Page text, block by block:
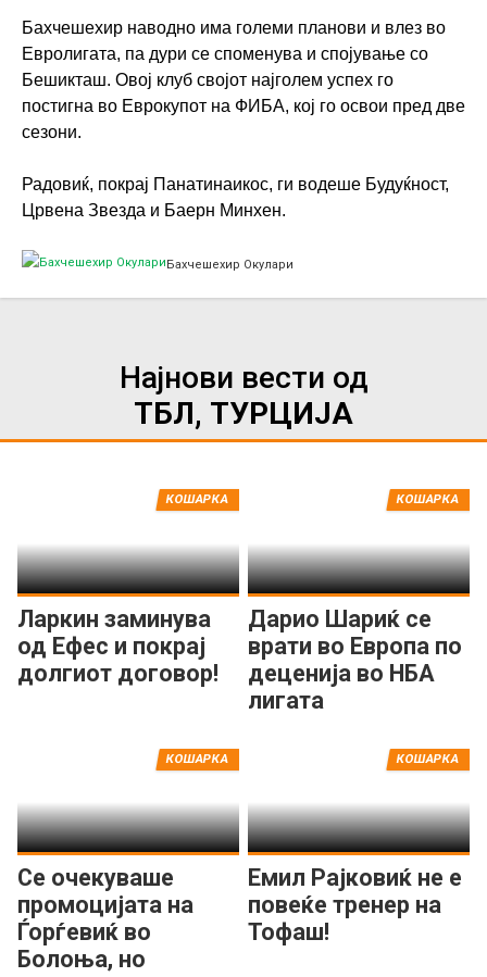
Бахчешехир наводно има големи планови и влез во
Евролигата, па дури се споменува и спојување со
Бешикташ. Овој клуб својот најголем успех го
постигна во Еврокупот на ФИБА, кој го освои пред две
сезони.
Радовиќ, покрај Панатинаикос, ги водеше Будуќност,
Црвена Звезда и Баерн Минхен.
Бахчешехир Окулари
Најнови вести од
ТБЛ, ТУРЦИЈА
Ларкин заминува
од Ефес и покрај
долгиот договор!
КОШАРКА
Дарио Шариќ се
врати во Европа по
деценија во НБА
лигата
КОШАРКА
Се очекуваше
промоцијата на
Ѓорѓевиќ во
Болоња, но
КОШАРКА
Емил Рајковиќ не е
повеќе тренер на
Тофаш!
КОШАРКА